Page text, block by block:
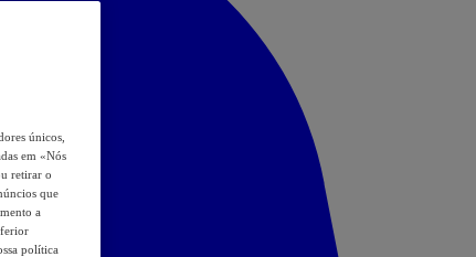
únicos,
em «Nós
retirar o
que
a
política